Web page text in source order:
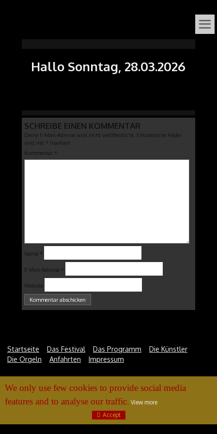
SÜDNIEDERSACHSEN
Hallo Sonntag, 28.03.2026
SCHREIBE EINEN KOMMENTAR
Deine E-Mail-Adresse wird nicht veröffentlicht. Erforderliche Felder
sind mit * markiert
Kommentar *
Name *
E-Mail-Adresse *
Website
We only use few cookies to provide social media
features and to analyse our traffic. View more
Accept
Startseite Das Festival Das Programm
Die Künstler
Die Orgeln
Anfahrten Impressum